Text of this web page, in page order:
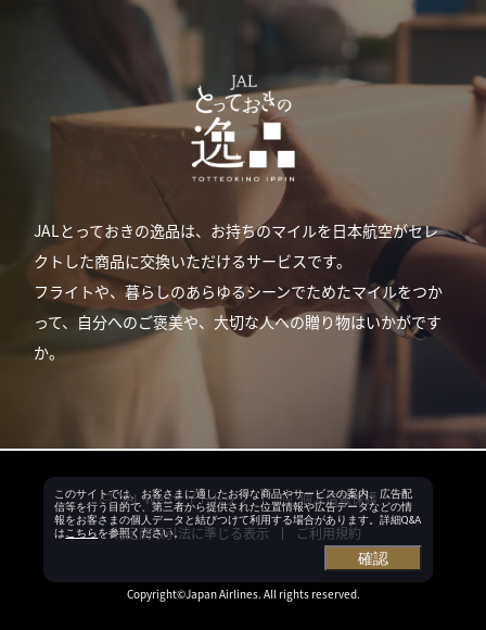
JALとっておきの逸品は、お持ちのマイルを日本航空がセレ
クトした商品に交換いただけるサービスです。
フライトや、暮らしのあらゆるシーンでためたマイルをつか
って、自分へのご褒美や、大切な人への贈り物はいかがです
か。
JAL Webサイトトップ
個人情報保護
特定商取引法に準じる表示
ご利用規約
Copyright©Japan Airlines. All rights reserved.
このサイトでは、お客さまに適したお得な商品やサービスの案内、広告配
信等を行う目的で、第三者から提供された位置情報や広告データなどの情
報をお客さまの個人データと結びつけて利用する場合があります。詳細Q&A
は こちらを参照ください。
確認